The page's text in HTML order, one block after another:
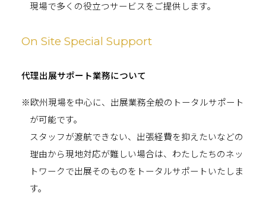
現場で多くの役立つサービスをご提供します。
On Site Special Support
代理出展サポート業務について
※欧州現場を中心に、出展業務全般のトータルサポート
が可能です。
スタッフが渡航できない、出張経費を抑えたいなどの
理由から現地対応が難しい場合は、わたしたちのネッ
トワークで出展そのものをトータルサポートいたしま
す。